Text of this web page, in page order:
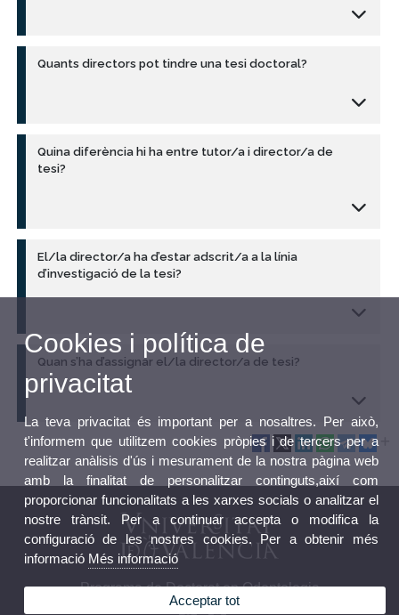
Quants directors pot tindre una tesi doctoral?
Quina diferència hi ha entre tutor/a i director/a de
tesi?
El/la director/a ha d’estar adscrit/a a la línia
d’investigació de la tesi?
Quan s’ha d’assignar el/la director/a de tesi?
Programa de Doctorat en Odontologia
Cookies i política de
privacitat
La teva privacitat és important per a nosaltres. Per això,
t'informem que utilitzem cookies pròpies i de tercers per a
realitzar anàlisis d'ús i mesurament de la nostra pàgina web
amb la finalitat de personalitzar continguts,així com
proporcionar funcionalitats a les xarxes socials o analitzar el
nostre trànsit. Per a continuar accepta o modifica la
configuració de les nostres cookies. Per a obtenir més
informació Més informació
Acceptar tot